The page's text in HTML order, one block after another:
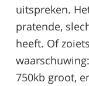
uitspreken.
pratende,
heeft. Of
750kb groot,